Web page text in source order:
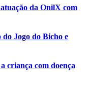
da OnilX com
Jogo do Bicho e
criança com doença